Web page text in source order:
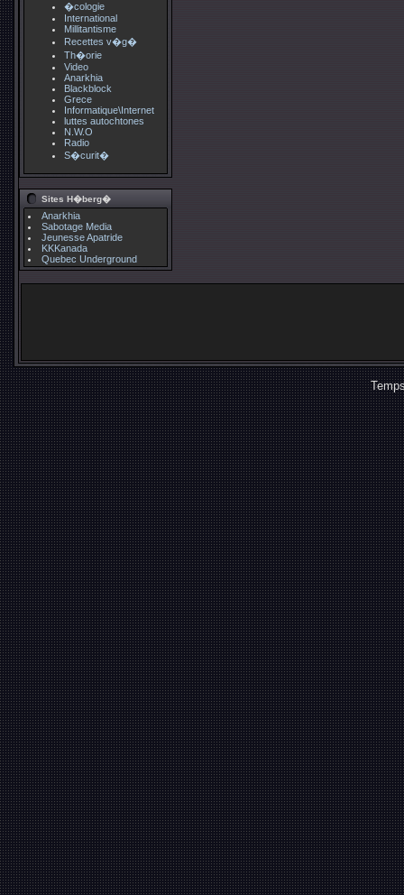
�cologie
International
Millitantisme
Recettes v�g�
Th�orie
Video
Anarkhia
Blackblock
Grece
Informatique\Internet
luttes autochtones
N.W.O
Radio
S�curit�
Sites H�berg�
Anarkhia
Sabotage Media
Jeunesse Apatride
KKKanada
Quebec Underground